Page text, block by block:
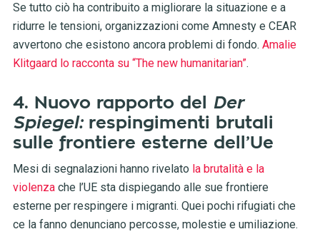
Se tutto ciò ha contribuito a migliorare la situazione e a
ridurre le tensioni, organizzazioni come Amnesty e CEAR
avvertono che esistono ancora problemi di fondo. Amalie
Klitgaard lo racconta su “The new humanitarian”.
4. Nuovo rapporto del Der
Spiegel:respingimenti brutali
sulle frontiere esterne dell’Ue
Mesi di segnalazioni hanno rivelato la brutalità e la
violenzache l’UE sta dispiegando alle sue frontiere
esterne per respingere i migranti. Quei pochi rifugiati che
ce la fanno denunciano percosse, molestie e umiliazione.